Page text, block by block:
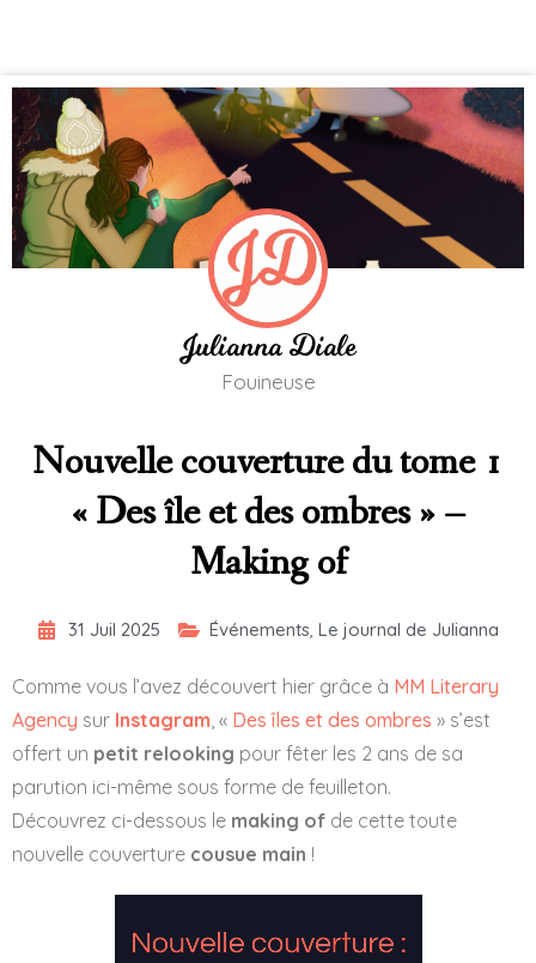
Julianna Diale
Fouineuse
Nouvelle couverture du tome 1
« Des île et des ombres » –
Making of
31 Juil 2025 Événements, Le journal de Julianna
Comme vous l’avez découvert hier grâce à MM Literary
Agency sur Instagram, « Des îles et des ombres » s’est
offert un petit relooking pour fêter les 2 ans de sa
parution ici-même sous forme de feuilleton.
Découvrez ci-dessous le making of de cette toute
nouvelle couverture cousue main !